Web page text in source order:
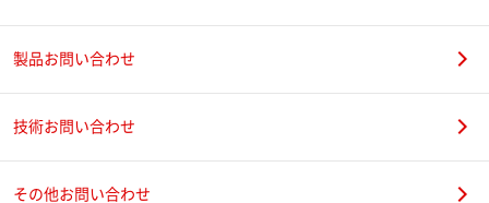
製品お問い合わせ
技術お問い合わせ
その他お問い合わせ